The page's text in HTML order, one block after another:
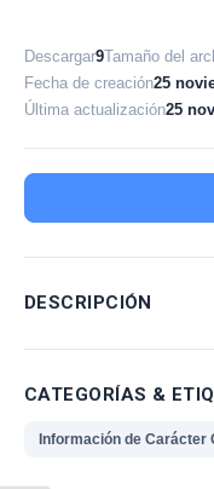
Descargar9Tamaño del
Fecha de creación25
Última actualización25
DESCRIPCIÓN
CATEGORÍAS &
Información de Carácter